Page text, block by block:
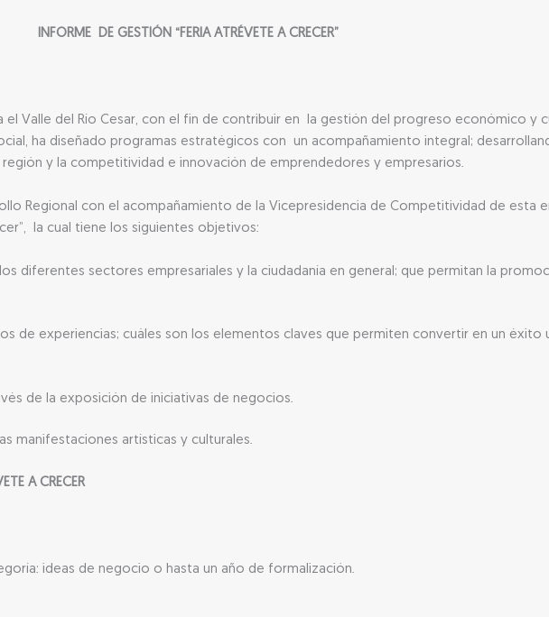
INFORME DE GESTIÓN “FERIA ATRÉVETE A CRECER”
el Valle del Río Cesar, con el fin de contribuir en la gestión del progreso económico y
ha diseñado programas estratégicos con un acompañamiento integral;
y la competitividad e innovación de emprendedores y empresarios.
Regional con el acompañamiento de la Vicepresidencia de Competitividad de esta
la cual tiene los siguientes objetivos:
diferentes sectores empresariales y la ciudadanía en general; que permitan la
de experiencias; cuáles son los elementos claves que permiten convertir en un éxito
de la exposición de iniciativas de negocios.
manifestaciones artísticas y culturales.
A CRECER
ideas de negocio o hasta un año de formalización.